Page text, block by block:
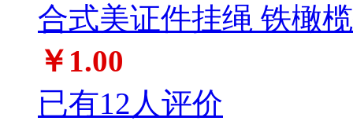
合式美证件挂绳 铁橄
￥1.00
已有12人评价